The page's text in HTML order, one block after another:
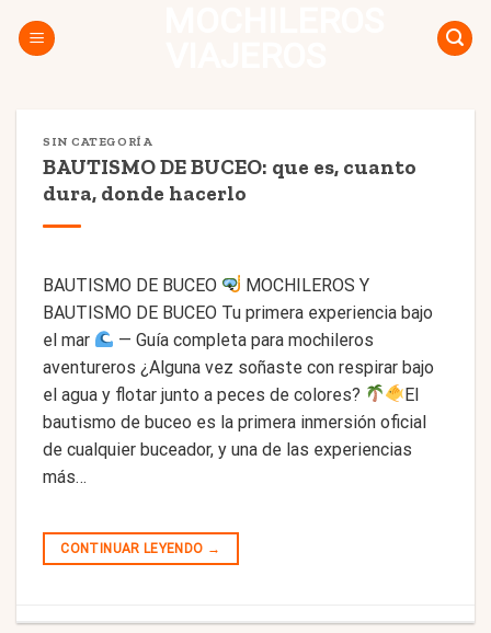
SIN CATEGORÍA
BAUTISMO DE BUCEO: que es, cuanto
dura, donde hacerlo
BAUTISMO DE BUCEO
MOCHILEROS Y
BAUTISMO DE BUCEO Tu primera experiencia bajo
el mar
— Guía completa para mochileros
aventureros ¿Alguna vez soñaste con respirar bajo
el agua y flotar junto a peces de colores?
El
bautismo de buceo es la primera inmersión oficial
de cualquier buceador, y una de las experiencias
más…
CONTINUAR LEYENDO →